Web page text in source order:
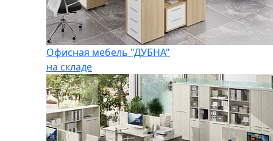
Офисная мебель "ДУБНА"
на складе